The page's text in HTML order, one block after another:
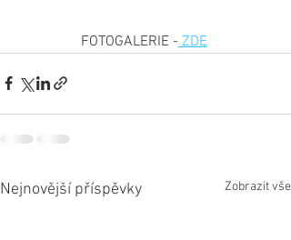
FOTOGALERIE - ZDE
Nejnovější příspěvky Zobrazit vše